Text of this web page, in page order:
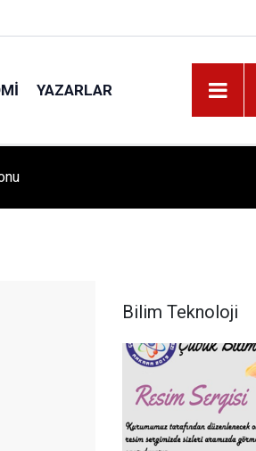
YAZARLAR
Gönüllerince Eğlendi!
Bilim Teknoloji